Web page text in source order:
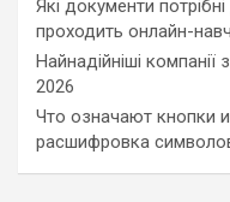
Які документи
проходить онлайн-
Найнадійніші
2026
Что означают кнопки
расшифровка